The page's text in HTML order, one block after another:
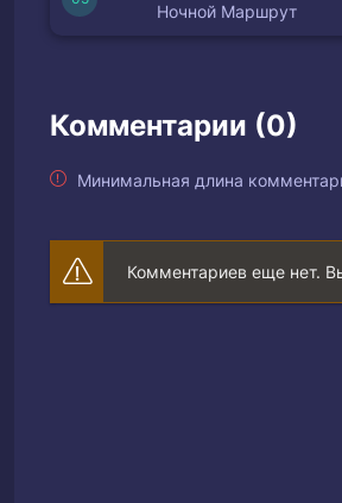
Ночной Маршрут
Комментарии (0)
Минимальная длина
Комментариев еще нет.